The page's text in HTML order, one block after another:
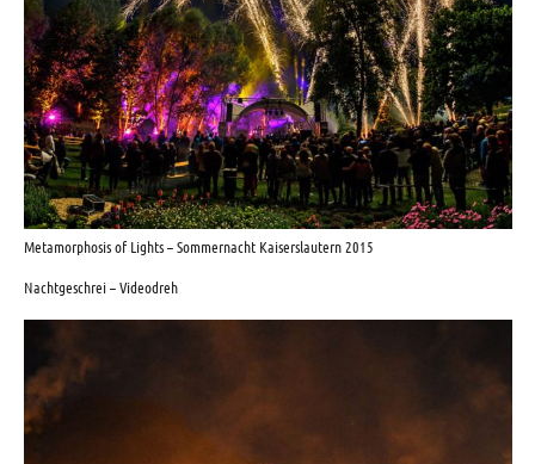
Metamorphosis of Lights – Sommernacht Kaiserslautern 2015
Nachtgeschrei – Videodreh